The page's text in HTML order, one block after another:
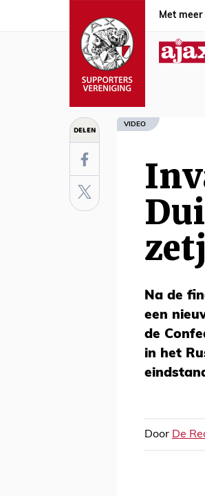
Met
DELEN VIDEO
Na de
een
de
in het
Door De